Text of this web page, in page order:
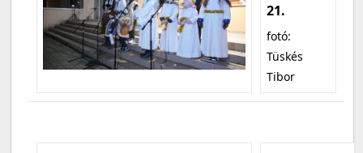
21.
fotó:
Tüskés
Tibor